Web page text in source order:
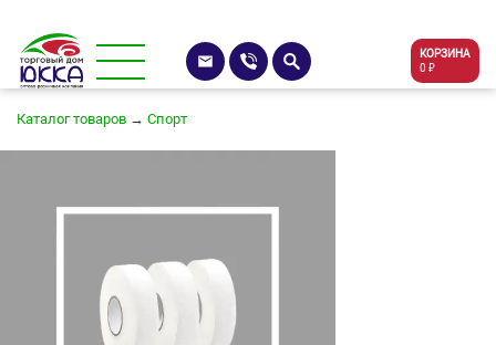
КОРЗИНА
0 ₽
Каталог товаров → Спорт